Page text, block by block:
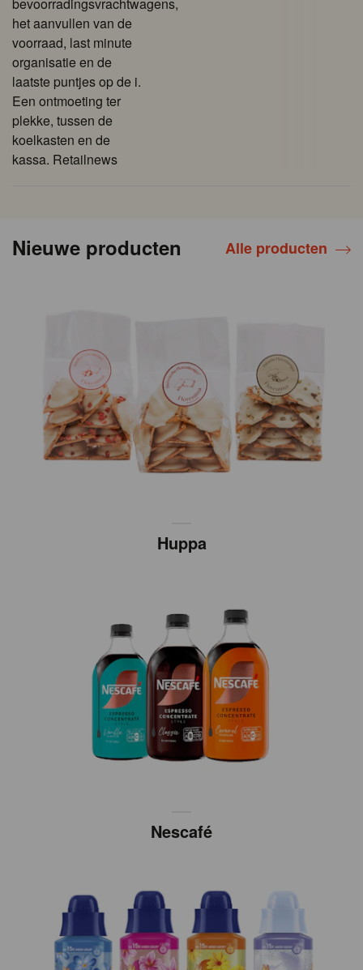
het aanvullen van de
voorraad, last minute
organisatie en de
laatste puntjes op de i.
Een ontmoeting ter
plekke, tussen de
koelkasten en de
kassa. Retailnews
Nieuwe producten Alle producten
Huppa
Nescafé